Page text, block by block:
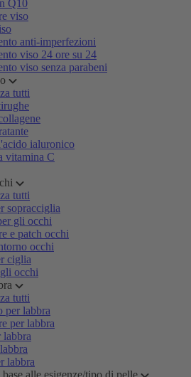
Q10
viso
anti-imperfezioni
viso 24 ore su 24
viso senza parabeni
tutti
ialuronico
vitamina C
tutti
sopracciglia
gli occhi
e patch occhi
occhi
ciglia
occhi
tutti
per labbra
per labbra
labbra
alle esigenze/tipo di pelle